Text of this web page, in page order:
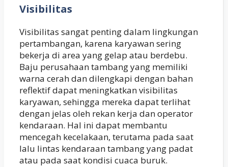
Visibilitas
Visibilitas sangat penting dalam lingkungan
pertambangan, karena karyawan sering
bekerja di area yang gelap atau berdebu.
Baju perusahaan tambang yang memiliki
warna cerah dan dilengkapi dengan bahan
reflektif dapat meningkatkan visibilitas
karyawan, sehingga mereka dapat terlihat
dengan jelas oleh rekan kerja dan operator
kendaraan. Hal ini dapat membantu
mencegah kecelakaan, terutama pada saat
lalu lintas kendaraan tambang yang padat
atau pada saat kondisi cuaca buruk.